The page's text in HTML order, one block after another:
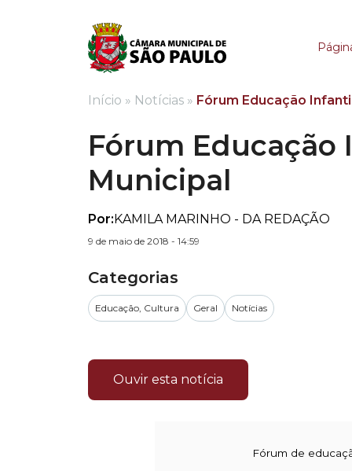
Fórum Educação
Início » Notícias » Fórum Educação
Fórum Educação
Municipal
Por:KAMILA MARINHO - DA REDAÇÃO
9 de maio de 2018 - 14:59
Categorias
Educação, Cultura Geral Notícias
Ouvir esta notícia
Fórum de